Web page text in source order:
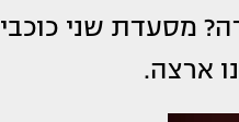
מסעדת שני כוכבי
ארצה.